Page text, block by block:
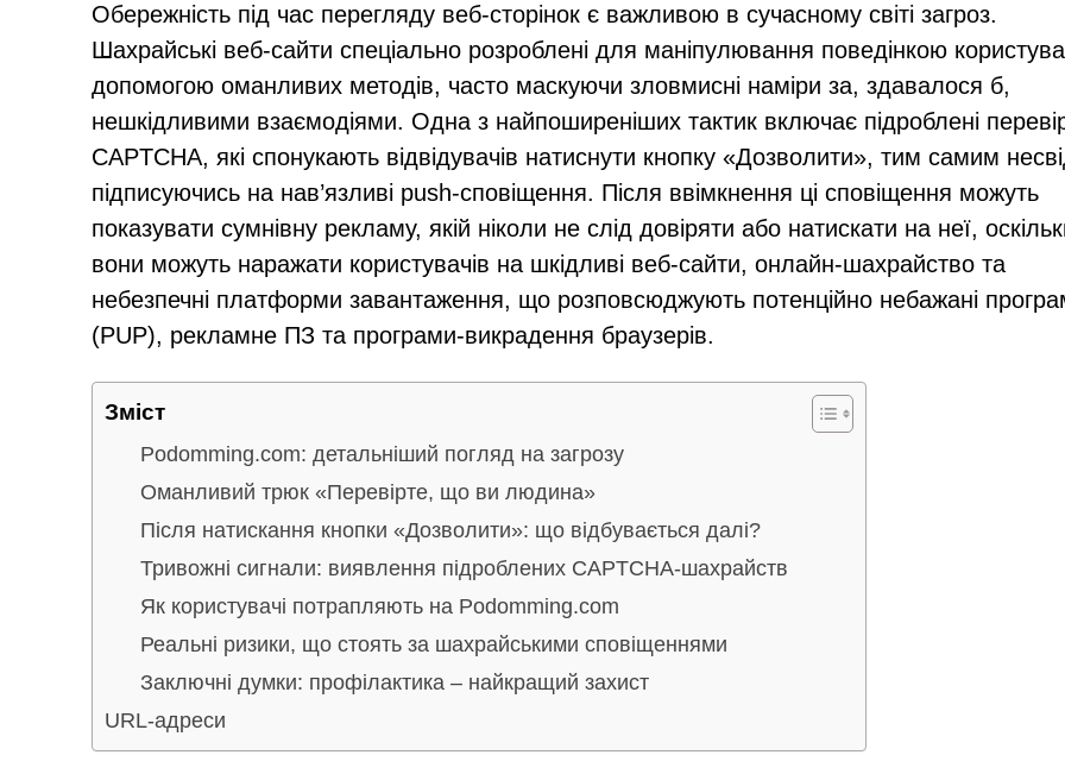
Обережність під час перегляду веб-сторінок є важливою в сучасному світі загроз.
Шахрайські веб-сайти спеціально розроблені для маніпулювання поведінкою
допомогою оманливих методів, часто маскуючи зловмисні наміри за, здавалося б,
нешкідливими взаємодіями. Одна з найпоширеніших тактик включає підроблені
CAPTCHA, які спонукають відвідувачів натиснути кнопку «Дозволити», тим самим
підписуючись на нав’язливі push-сповіщення. Після ввімкнення ці сповіщення можуть
показувати сумнівну рекламу, якій ніколи не слід довіряти або натискати на неї,
вони можуть наражати користувачів на шкідливі веб-сайти, онлайн-шахрайство та
небезпечні платформи завантаження, що розповсюджують потенційно небажані
(PUP), рекламне ПЗ та програми-викрадення браузерів.
Зміст
Podomming.com: детальніший погляд на загрозу
Оманливий трюк «Перевірте, що ви людина»
Після натискання кнопки «Дозволити»: що відбувається далі?
Тривожні сигнали: виявлення підроблених CAPTCHA-шахрайств
Як користувачі потрапляють на Podomming.com
Реальні ризики, що стоять за шахрайськими сповіщеннями
Заключні думки: профілактика – найкращий захист
URL-адреси